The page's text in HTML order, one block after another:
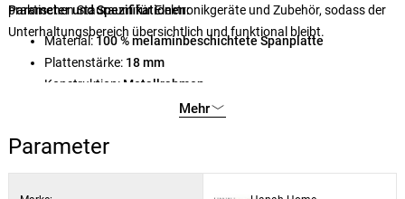
praktischen Stauraum für Elektronikgeräte und Zubehör, sodass der
Unterhaltungsbereich übersichtlich und funktional bleibt.
Parameter und Spezifikationen:
Material:100 % melaminbeschichtete Spanplatte
Plattenstärke: 18 mm
Konstruktion: Metallrahmen
Tiefe:33 cm
Abmessungen der mittleren Ablage:60 × 14 × 30 cm
Mehr
Parameter